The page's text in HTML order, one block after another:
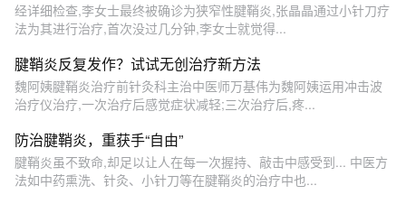
经详细检查,李女士最终被确诊为狭窄性腱鞘炎,张晶晶通过小针刀疗
法为其进行治疗,首次没过几分钟,李女士就觉得...
腱鞘炎反复发作？试试无创治疗新方法
魏阿姨腱鞘炎治疗前针灸科主治中医师万基伟为魏阿姨运用冲击波
治疗仪治疗,一次治疗后感觉症状减轻;三次治疗后,疼...
防治腱鞘炎，重获手“自由”
腱鞘炎虽不致命,却足以让人在每一次握持、敲击中感受到... 中医方
法如中药熏洗、针灸、小针刀等在腱鞘炎的治疗中也...